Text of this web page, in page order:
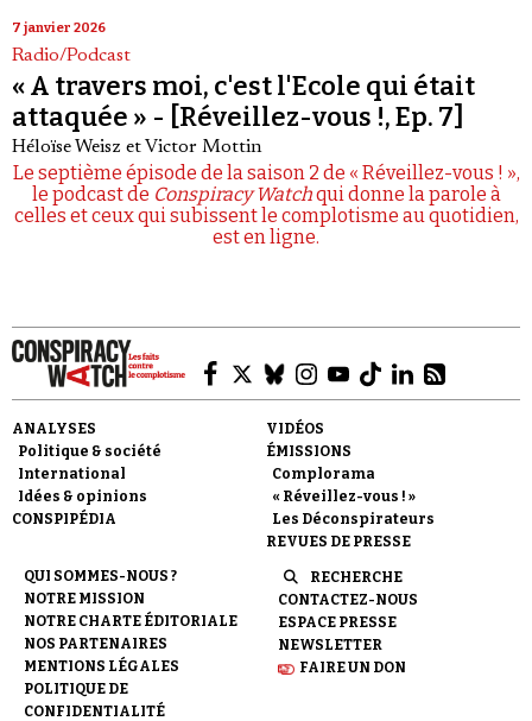
7 janvier 2026
Radio/Podcast
« A travers moi, c'est l'Ecole qui était
attaquée » - [Réveillez-vous !, Ep. 7]
Héloïse Weisz et Victor Mottin
Le septième épisode de la saison 2 de « Réveillez-vous ! »,
le podcast de Conspiracy Watchqui donne la parole à
celles et ceux qui subissent le complotisme au quotidien,
est en ligne.
ANALYSES
Politique & société
International
Idées & opinions
CONSPIPÉDIA
VIDÉOS
ÉMISSIONS
Complorama
« Réveillez-vous ! »
Les Déconspirateurs
REVUES DE PRESSE
QUI SOMMES-NOUS ?
NOTRE MISSION
NOTRE CHARTE ÉDITORIALE
NOS PARTENAIRES
MENTIONS LÉGALES
POLITIQUE DE
CONFIDENTIALITÉ
RECHERCHE
CONTACTEZ-NOUS
ESPACE PRESSE
NEWSLETTER
FAIRE UN DON